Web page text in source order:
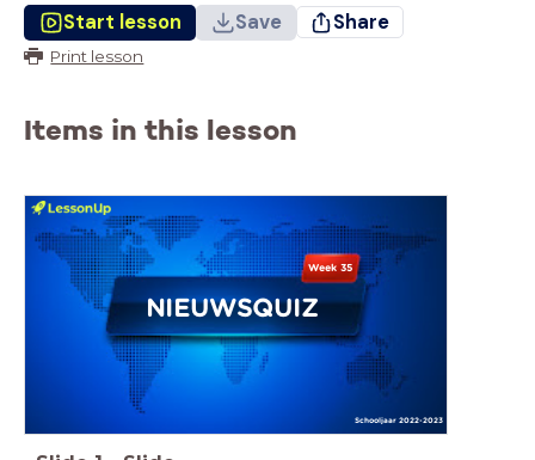
Start lesson Save Share
Print lesson
Items in this lesson
NIEUWSQUIZ
Week 35
Schooljaar 2022-2023